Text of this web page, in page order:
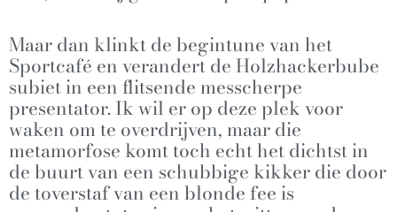
Maar dan klinkt de begintune van het
Sportcafé en verandert de Holzhackerbube
subiet in een flitsende messcherpe
presentator. Ik wil er op deze plek voor
waken om te overdrijven, maar die
metamorfose komt toch echt het dichtst in
de buurt van een schubbige kikker die door
de toverstaf van een blonde fee is